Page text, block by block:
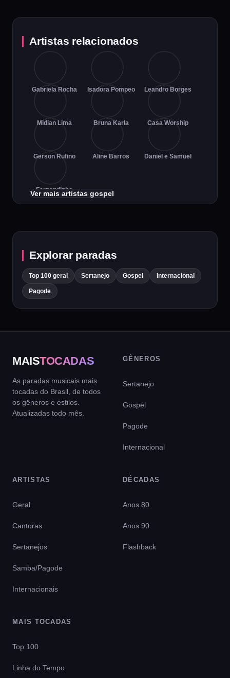
Artistas relacionados
Gabriela Rocha Isadora Pompeo Leandro Borges
Midian Lima Bruna Karla Casa Worship
Gerson Rufino Aline Barros Daniel e Samuel
Fernandinho
Ver mais artistas gospel
Explorar paradas
Top 100 geral Sertanejo Gospel Internacional
Pagode
MAISTOCADAS
As paradas musicais mais
tocadas do Brasil, de todos
os gêneros e estilos.
Atualizadas todo mês.
GÊNEROS
Sertanejo
Gospel
Pagode
Internacional
ARTISTAS
Geral
Cantoras
Sertanejos
Samba/Pagode
Internacionais
DÉCADAS
Anos 80
Anos 90
Flashback
MAIS TOCADAS
Top 100
Linha do Tempo